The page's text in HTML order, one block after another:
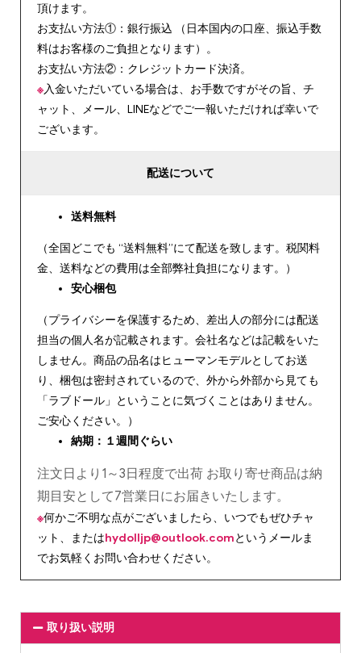
頂けます。
お支払い方法①：銀行振込 （日本国内の口座、振込手数
料はお客様のご負担となります）。
お支払い方法②：クレジットカード決済。
※入金いただいている場合は、お手数ですがその旨、チ
ャット、メール、LINEなどでご一報いただければ幸いで
ございます。
配送について
送料無料
（全国どこでも “送料無料”にて配送を致します。税関料
金、送料などの費用は全部弊社負担になります。）
安心梱包
（プライバシーを保護するため、差出人の部分には配送
担当の個人名が記載されます。会社名などは記載をいた
しません。商品の品名はヒューマンモデルとしてお送
り、梱包は密封されているので、外から外部から見ても
「ラブドール」ということに気づくことはありません。
ご安心ください。）
納期：１週間ぐらい
注文日より1～3日程度で出荷 お取り寄せ商品は納
期目安として7営業日にお届きいたします。
※何かご不明な点がございましたら、いつでもぜひチャ
ット、またはhydolljp@outlook.comというメールま
でお気軽くお問い合わせください。
取り扱い説明